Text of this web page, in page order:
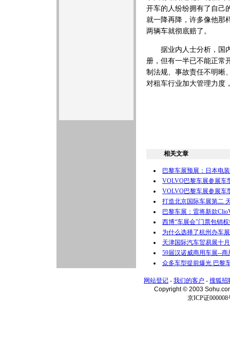
开车的人纷纷拥有了自己
就一降再降，许多像他那
两辆车就彻底赔了。
据业内人士分析，国内
册，但有一半已不能正常
制法规、事故责任不明晰
对租车行业加大管理力度
相关文章
巴黎车展预展：日本电
VOLVO巴黎车展参展车
VOLVO巴黎车展参展车
打造北京国际车展第二
巴黎车展：雷将新款
西博“车展会”门票包销
为什么选择了杭州办车
天津国际汽车贸易展十
59届汉诺威商用车展--
众多车型提前爆光 巴黎
网站登记 - 我们的客户 - 搜狐招
Copyright © 2003
京ICP证